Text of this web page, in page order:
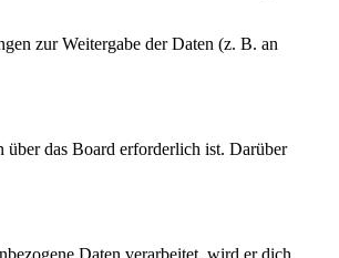
zur Weitergabe der Daten (z. B. an
über das Board erforderlich ist. Darüber